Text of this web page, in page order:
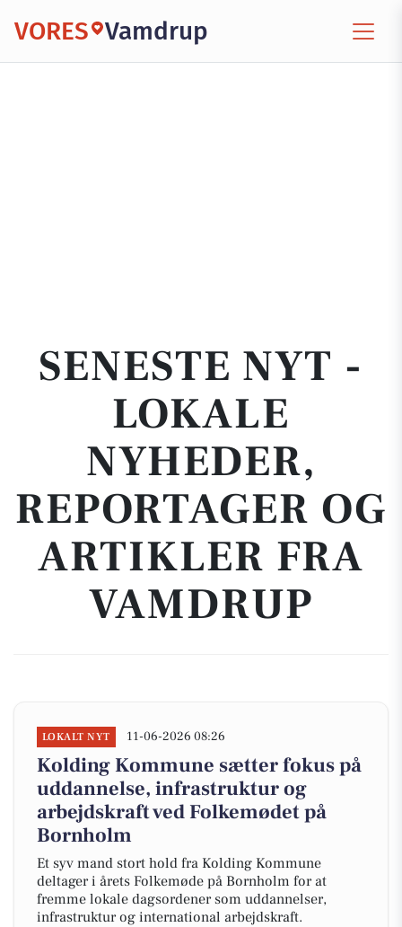
VORES Vamdrup
SENESTE NYT -
LOKALE
NYHEDER,
REPORTAGER OG
ARTIKLER FRA
VAMDRUP
LOKALT NYT 11-06-2026 08:26
Kolding Kommune sætter fokus på
uddannelse, infrastruktur og
arbejdskraft ved Folkemødet på
Bornholm
Et syv mand stort hold fra Kolding Kommune
deltager i årets Folkemøde på Bornholm for at
fremme lokale dagsordener som uddannelser,
infrastruktur og international arbejdskraft.